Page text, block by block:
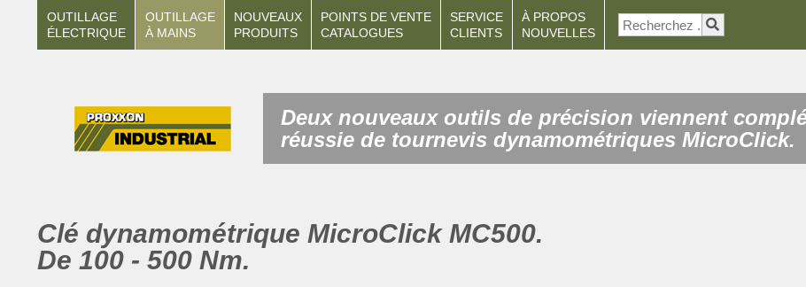
OUTILLAGE
ÉLECTRIQUE
OUTILLAGE
À MAINS
NOUVEAUX
PRODUITS
POINTS DE VENTE
CATALOGUES
SERVICE
CLIENTS
À PROPOS
NOUVELLES
Deux nouveaux outils de précision viennent
réussie de tournevis dynamométriques MicroClick.
Clé dynamométrique MicroClick MC500.
De 100 - 500 Nm.